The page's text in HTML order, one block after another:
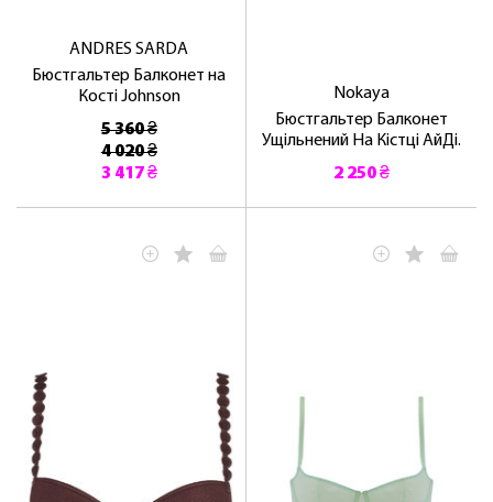
ANDRES SARDA
Бюстгальтер Балконет на
Кості Johnson
5 360 ₴
4 020 ₴
3 417 ₴
Nokaya
Бюстгальтер Балконет
Ущільнений На Кістці АйДі.
2 250 ₴